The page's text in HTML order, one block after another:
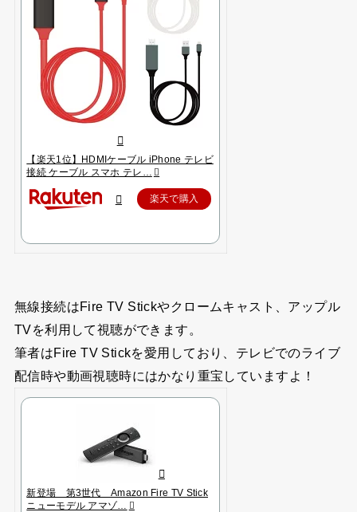
【楽天1位】HDMIケーブル iPhone テレビ
接続 ケーブル スマホ テレ…
楽天で購入
無線接続はFire TV Stickやクロームキャスト、アップル
TVを利用して視聴ができます。
筆者はFire TV Stickを愛用しており、テレビでのライブ
配信時や動画視聴時にはかなり重宝していますよ！
新登場 第3世代 Amazon Fire TV Stick
ニューモデル アマゾ…